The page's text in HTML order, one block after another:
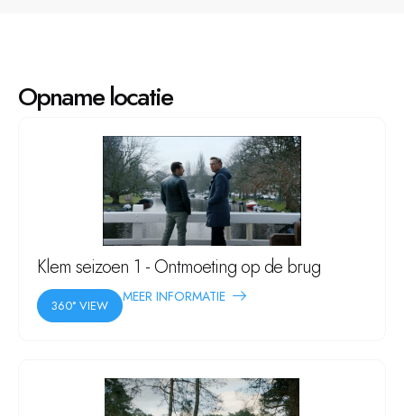
Opname locatie
Klem seizoen 1 - Ontmoeting op de brug
360° VIEW
MEER INFORMATIE